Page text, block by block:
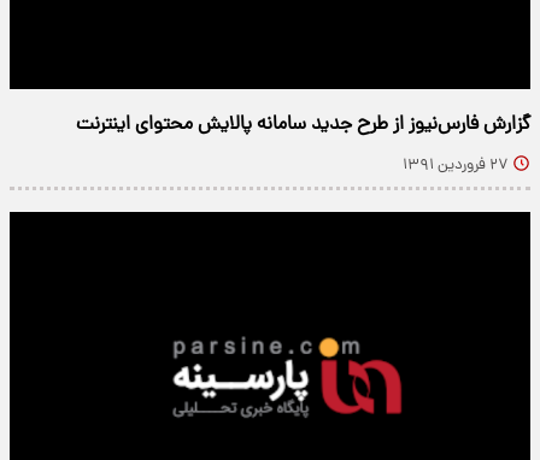
گزارش فارس‌نیوز از طرح جدید سامانه‌‌ پالایش محتوای اینترنت
۲۷ فروردین ۱۳۹۱